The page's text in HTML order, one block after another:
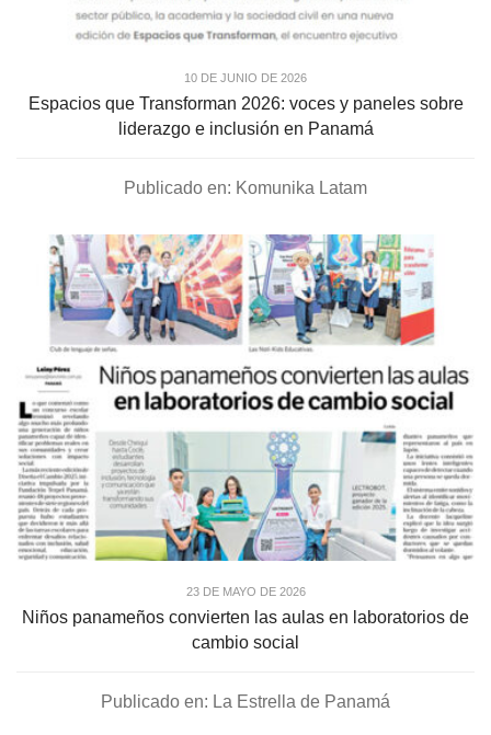
10 DE JUNIO DE 2026
Espacios que Transforman 2026: voces y paneles sobre
liderazgo e inclusión en Panamá
Publicado en: Komunika Latam
23 DE MAYO DE 2026
Niños panameños convierten las aulas en laboratorios de
cambio social
Publicado en: La Estrella de Panamá